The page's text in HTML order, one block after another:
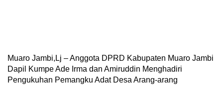
Muaro Jambi,Lj – Anggota DPRD Kabupaten Muaro Jambi
Dapil Kumpe Ade Irma dan Amiruddin Menghadiri
Pengukuhan Pemangku Adat Desa Arang-arang